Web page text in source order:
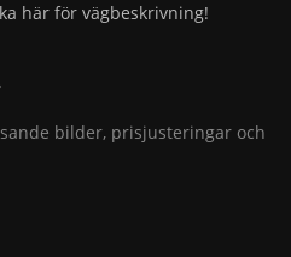
här för vägbeskrivning!
bilder, prisjusteringar och